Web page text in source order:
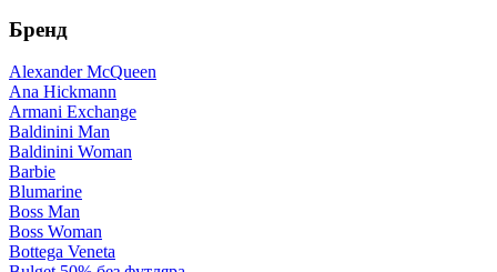
Бренд
Alexander McQueen
Ana Hickmann
Armani Exchange
Baldinini Man
Baldinini Woman
Barbie
Blumarine
Boss Man
Boss Woman
Bottega Veneta